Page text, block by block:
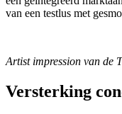
van een testlus met
Artist impression van de
Versterking